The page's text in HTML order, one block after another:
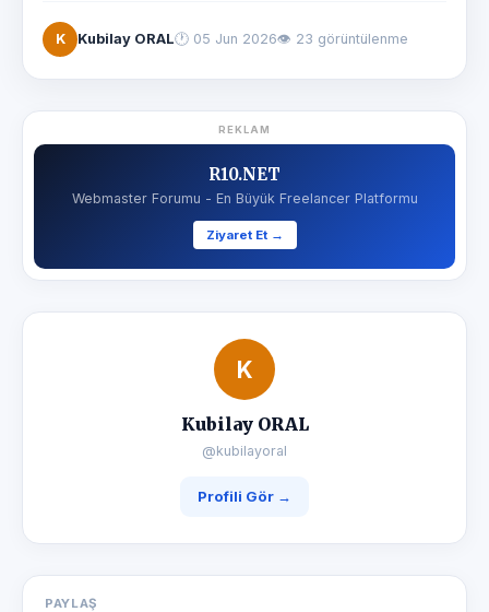
K Kubilay ORAL🕐 05 Jun 2026👁 23 görüntülenme
REKLAM
R10.NET
Webmaster Forumu - En Büyük Freelancer Platformu
Ziyaret Et →
K
Kubilay ORAL
@kubilayoral
Profili Gör →
PAYLAŞ